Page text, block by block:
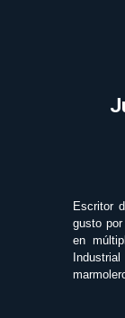
Escritor
gusto
en